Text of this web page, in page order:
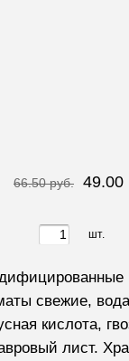
66.50 руб. 49.00
шт.
свежие,
кислота,
лист.